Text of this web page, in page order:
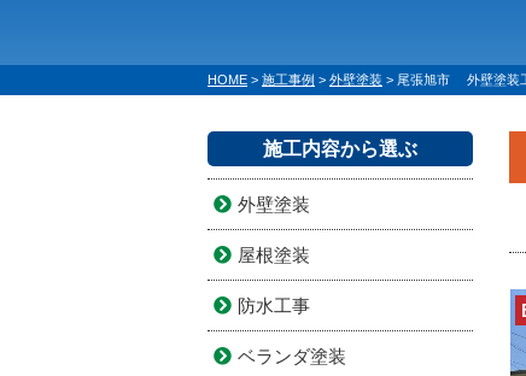
HOME > 施工事例 > 外壁塗装 > 尾張旭市 外壁塗装
施工内容から選ぶ
外壁塗装
屋根塗装
防水工事
ベランダ塗装